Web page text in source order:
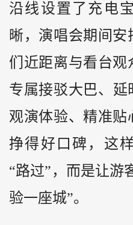
沿线设置了充电
晰，演唱会期间
们近距离与看台观
专属接驳大巴、
观演体验、精准贴
挣得好口碑，这
“路过”，而是让游
验一座城”。